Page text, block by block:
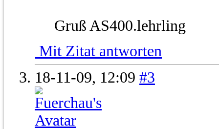
Gruß AS400.lehrling
Mit Zitat antworten
18-11-09, 12:09 #3